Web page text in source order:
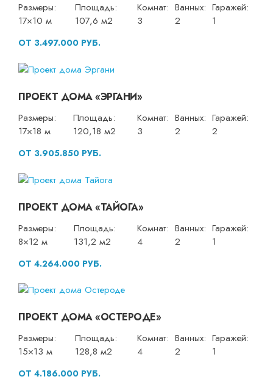
Размеры:
17×10 м
Площадь:
107,6 м2
Комнат:
3
Ванных:
2
Гаражей:
1
ОТ 3.497.000 РУБ.
ПРОЕКТ ДОМА «ЭРГАНИ»
Размеры:
17×18 м
Площадь:
120,18 м2
Комнат:
3
Ванных:
2
Гаражей:
2
ОТ 3.905.850 РУБ.
ПРОЕКТ ДОМА «ТАЙОГА»
Размеры:
8×12 м
Площадь:
131,2 м2
Комнат:
4
Ванных:
2
Гаражей:
1
ОТ 4.264.000 РУБ.
ПРОЕКТ ДОМА «ОСТЕРОДЕ»
Размеры:
15×13 м
Площадь:
128,8 м2
Комнат:
4
Ванных:
2
Гаражей:
1
ОТ 4.186.000 РУБ.